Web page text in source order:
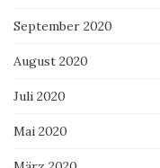
September 2020
August 2020
Juli 2020
Mai 2020